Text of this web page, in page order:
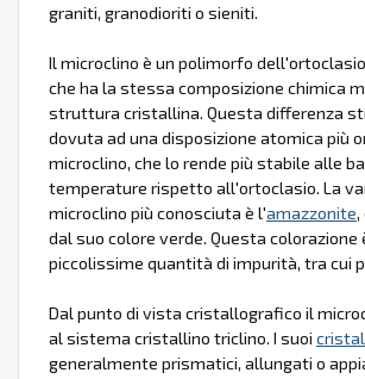
graniti, granodioriti o sieniti.
Il microclino è un polimorfo
che ha la stessa composizione chimica
struttura cristallina. Questa differenza
dovuta ad una disposizione atomica più
microclino, che lo rende più stabile alle
temperature rispetto all'ortoclasio. La
microclino più conosciuta è l'amazzonite,
dal suo colore verde. Questa colorazione
piccolissime quantità di impurità, tra cui
Dal punto di vista cristallografico il
al sistema cristallino triclino. I suoi
generalmente prismatici, allungati o